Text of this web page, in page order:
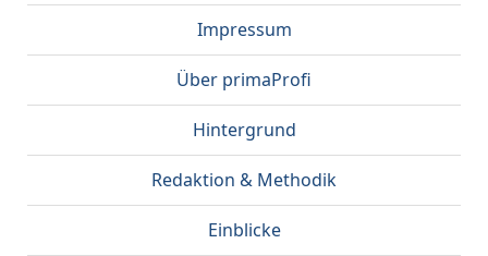
Impressum
Über primaProfi
Hintergrund
Redaktion & Methodik
Einblicke